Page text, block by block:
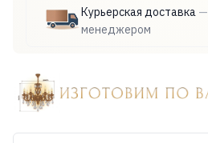
Курьерская доставка —
менеджером